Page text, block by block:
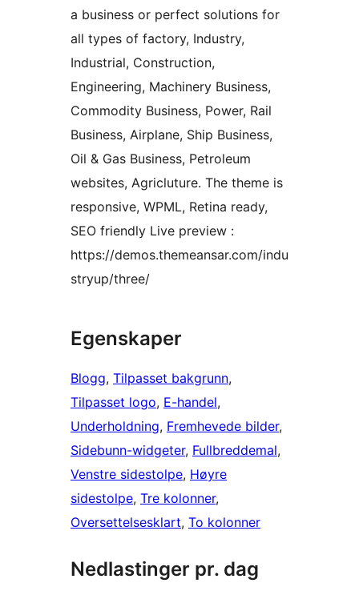
a business or perfect solutions for
all types of factory, Industry,
Industrial, Construction,
Engineering, Machinery Business,
Commodity Business, Power, Rail
Business, Airplane, Ship Business,
Oil & Gas Business, Petroleum
websites, Agricluture. The theme is
responsive, WPML, Retina ready,
SEO friendly Live preview :
https://demos.themeansar.com/indu
stryup/three/
Egenskaper
Blogg, Tilpasset bakgrunn
Tilpasset logo, E-handel
Underholdning, Fremhevede bilder
Sidebunn-widgeter, Fullbreddemal
Venstre sidestolpe, Høyre
sidestolpe, Tre kolonner
Oversettelsesklart, To kolonner
Nedlastinger pr. dag